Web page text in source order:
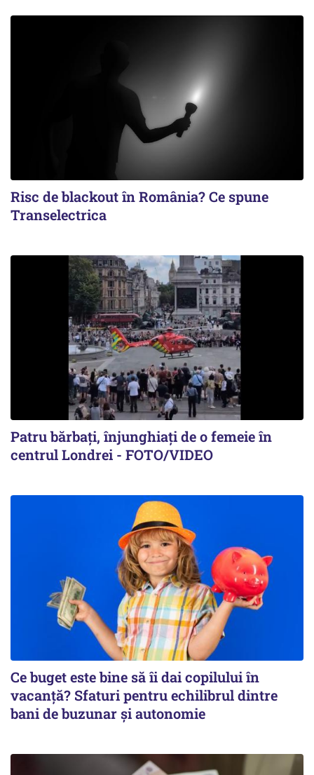
Risc de blackout în România? Ce spune
Transelectrica
Patru bărbați, înjunghiați de o femeie în
centrul Londrei - FOTO/VIDEO
Ce buget este bine să îi dai copilului în
vacanță? Sfaturi pentru echilibrul dintre
bani de buzunar și autonomie